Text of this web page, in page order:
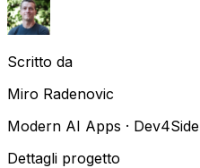
Scritto da
Miro Radenovic
Modern AI Apps · Dev4Side
Dettagli progetto